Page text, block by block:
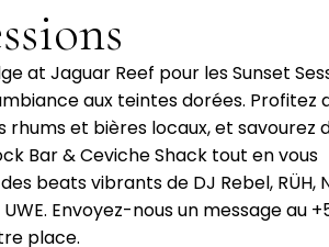
at Jaguar Reef pour les Sunset
aux teintes dorées. Profitez
rhums et bières locaux, et savourez
Bar & Ceviche Shack tout en vous
beats vibrants de DJ Rebel, RÜH,
Envoyez-nous un message au
place.